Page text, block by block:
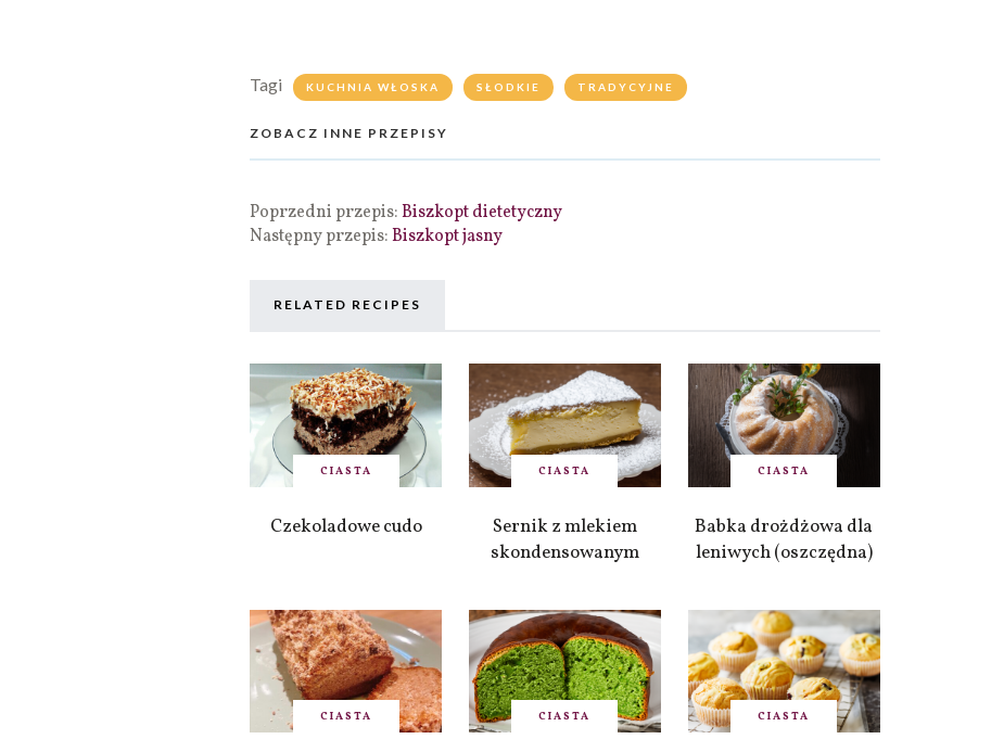
Tagi KUCHNIA WŁOSKA SŁODKIE TRADYCYJNE
ZOBACZ INNE PRZEPISY
Poprzedni przepis:Biszkopt dietetyczny
Następny przepis:Biszkopt jasny
RELATED RECIPES
CIASTA
Czekoladowe cudo
CIASTA
Sernik z mlekiem
skondensowanym
CIASTA
Babka drożdżowa dla
leniwych (oszczędna)
CIASTA CIASTA CIASTA